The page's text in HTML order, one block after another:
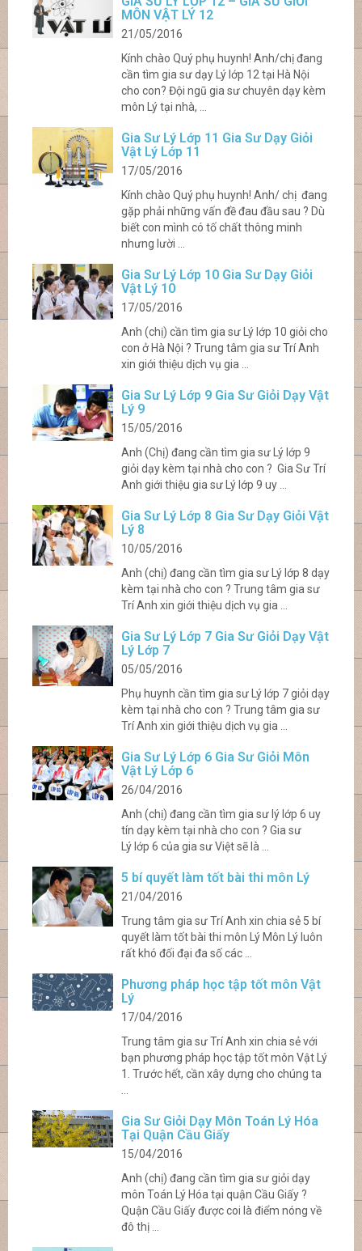
MÔN VẬT LÝ 12
21/05/2016
Kính chào Quý phụ huynh! Anh/chị đang
cần tìm gia sư dạy Lý lớp 12 tại Hà Nội
cho con? Đội ngũ gia sư chuyên dạy kèm
môn Lý tại nhà, ...
Gia Sư Lý Lớp 11 Gia Sư Dạy Giỏi
Vật Lý Lớp 11
17/05/2016
Kính chào Quý phụ huynh! Anh/ chị đang
gặp phải những vấn đề đau đầu sau ? Dù
biết con mình có tố chất thông minh
nhưng lười ...
Gia Sư Lý Lớp 10 Gia Sư Dạy Giỏi
Vật Lý 10
17/05/2016
Anh (chị) cần tìm gia sư Lý lớp 10 giỏi cho
con ở Hà Nội ? Trung tâm gia sư Trí Anh
xin giới thiệu dịch vụ gia ...
Gia Sư Lý Lớp 9 Gia Sư Giỏi Dạy Vật
Lý 9
15/05/2016
Anh (Chị) đang cần tìm gia sư Lý lớp 9
giỏi dạy kèm tại nhà cho con ? Gia Sư Trí
Anh giới thiệu gia sư Lý lớp 9 uy ...
Gia Sư Lý Lớp 8 Gia Sư Dạy Giỏi Vật
Lý 8
10/05/2016
Anh (chị) đang cần tìm gia sư Lý lớp 8 dạy
kèm tại nhà cho con ? Trung tâm gia sư
Trí Anh xin giới thiệu dịch vụ gia ...
Gia Sư Lý Lớp 7 Gia Sư Giỏi Dạy Vật
Lý Lớp 7
05/05/2016
Phụ huynh cần tìm gia sư Lý lớp 7 giỏi dạy
kèm tại nhà cho con ? Trung tâm gia sư
Trí Anh xin giới thiệu dịch vụ gia ...
Gia Sư Lý Lớp 6 Gia Sư Giỏi Môn
Vật Lý Lớp 6
26/04/2016
Anh (chị) đang cần tìm gia sư lý lớp 6 uy
tín dạy kèm tại nhà cho con ? Gia sư
Lý lớp 6 của gia sư Việt sẽ là ...
5 bí quyết làm tốt bài thi môn Lý
21/04/2016
Trung tâm gia sư Trí Anh xin chia sẻ 5 bí
quyết làm tốt bài thi môn Lý Môn Lý luôn
rất khó đối đại đa số các ...
Phương pháp học tập tốt môn Vật
Lý
17/04/2016
Trung tâm gia sư Trí Anh xin chia sẻ với
bạn phương pháp học tập tốt môn Vật Lý
1. Trước hết, cần xây dựng cho chúng ta
Gia Sư Giỏi Dạy Môn Toán Lý Hóa
Tại Quận Cầu Giấy
15/04/2016
Anh (chị) đang cần tìm gia sư giỏi dạy
môn Toán Lý Hóa tại quận Cầu Giấy ?
Quận Cầu Giấy được coi là điểm nóng về
đô thị ...